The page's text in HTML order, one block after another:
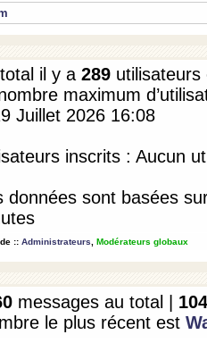
il y a 289
maximum
Juillet 2026 16:08
inscrits : Aucun
données sont basées
:: Administrateurs Modérateurs globaux
messages au total | 104
le plus récent est